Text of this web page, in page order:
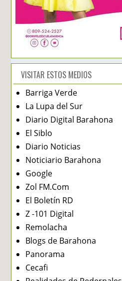
VISITAR ESTOS MEDIOS
Barriga Verde
La Lupa del Sur
Diario Digital Barahona
El Siblo
Diario Noticias
Noticiario Barahona
Google
Zol FM.Com
El Boletín RD
Z -101 Digital
Remolacha
Blogs de Barahona
Panorama
Cecafi